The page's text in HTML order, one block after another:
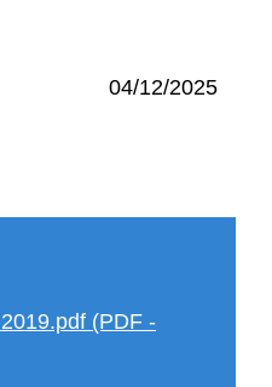
04/12/2025
(PDF -